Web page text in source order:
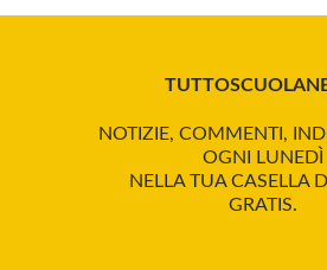
NOTIZIE, COMMENTI,
OGNI LUNEDÌ
NELLA TUA CASELLA
GRATIS.